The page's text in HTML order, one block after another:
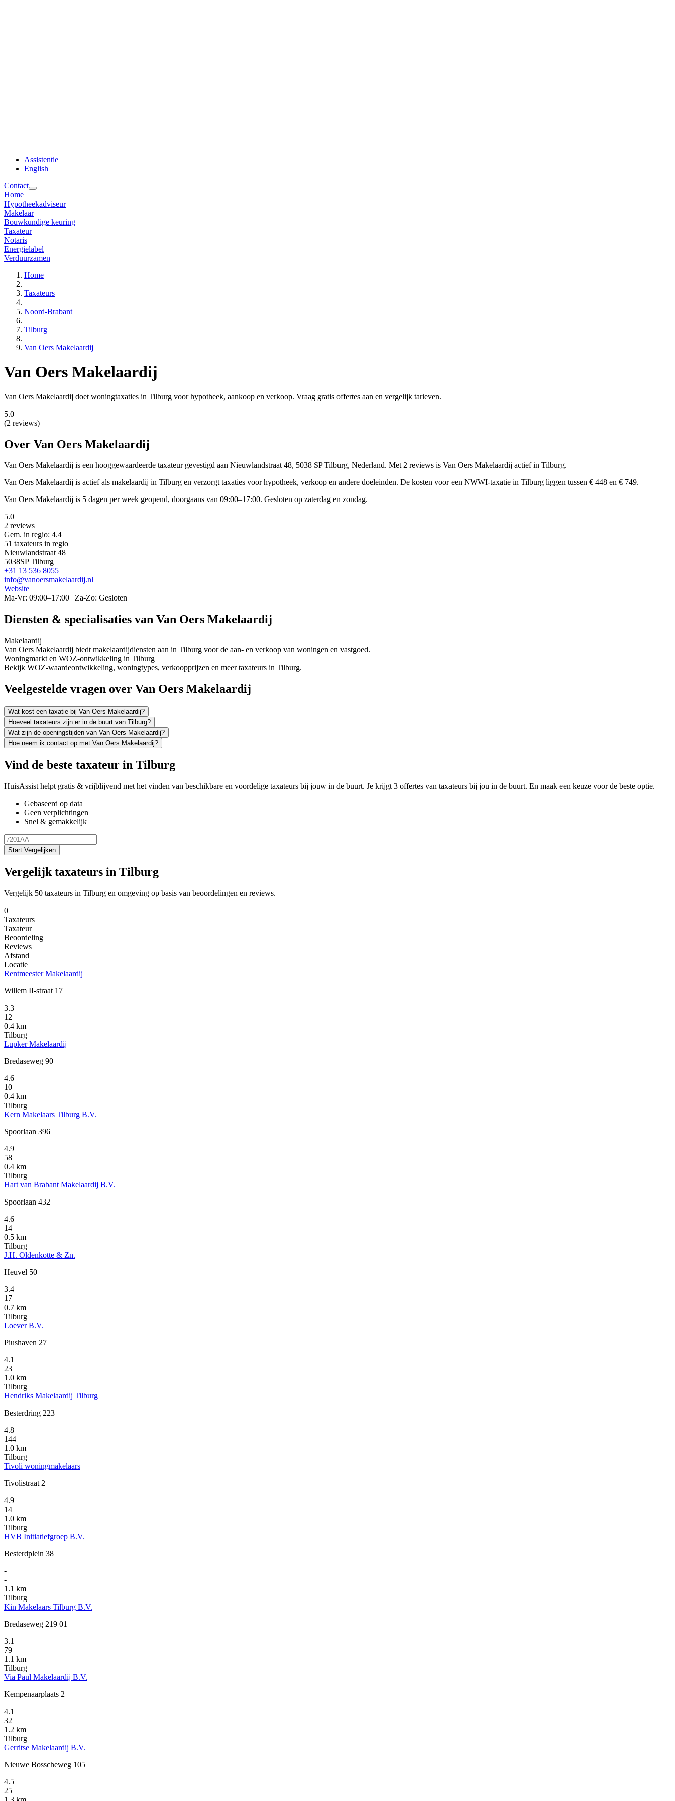
Assistentie
English
Contact
Home
Hypotheekadviseur
Makelaar
Bouwkundige keuring
Taxateur
Notaris
Energielabel
Verduurzamen
Home
Taxateurs
Noord-Brabant
Tilburg
Van Oers Makelaardij
Van Oers Makelaardij
Van Oers Makelaardij doet woningtaxaties in Tilburg voor hypotheek, aankoop en verkoop. Vraag gratis offertes aan en vergelijk tarieven.
5.0
(2 reviews)
Over Van Oers Makelaardij
Van Oers Makelaardij is een hooggewaardeerde taxateur gevestigd aan Nieuwlandstraat 48, 5038 SP Tilburg, Nederland. Met 2 reviews is Van Oers Makelaardij actief in Tilburg.
Van Oers Makelaardij is actief als makelaardij in Tilburg en verzorgt taxaties voor hypotheek, verkoop en andere doeleinden. De kosten voor een NWWI-taxatie in Tilburg liggen tussen € 448 en € 749.
Van Oers Makelaardij is 5 dagen per week geopend, doorgaans van 09:00–17:00. Gesloten op zaterdag en zondag.
5.0
2 reviews
Gem. in regio: 4.4
51 taxateurs in regio
Nieuwlandstraat 48
5038SP Tilburg
+31 13 536 8055
info@vanoersmakelaardij.nl
Website
Ma-Vr: 09:00–17:00 | Za-Zo: Gesloten
Diensten & specialisaties van Van Oers Makelaardij
Makelaardij
Van Oers Makelaardij biedt makelaardijdiensten aan in Tilburg voor de aan- en verkoop van woningen en vastgoed.
Woningmarkt en WOZ-ontwikkeling in Tilburg
Bekijk WOZ-waardeontwikkeling, woningtypes, verkoopprijzen en meer taxateurs in Tilburg.
Veelgestelde vragen over Van Oers Makelaardij
Wat kost een taxatie bij Van Oers Makelaardij?
Hoeveel taxateurs zijn er in de buurt van Tilburg?
Wat zijn de openingstijden van Van Oers Makelaardij?
Hoe neem ik contact op met Van Oers Makelaardij?
Vind de beste taxateur in Tilburg
HuisAssist helpt gratis & vrijblijvend met het vinden van beschikbare en voordelige taxateurs bij jouw in de buurt. Je krijgt 3 offertes van taxateurs bij jou in de buurt. En maak een keuze voor de beste optie.
Gebaseerd op data
Geen verplichtingen
Snel & gemakkelijk
Start Vergelijken
Vergelijk taxateurs in Tilburg
Vergelijk 50 taxateurs in Tilburg en omgeving op basis van beoordelingen en reviews.
0
Taxateurs
Taxateur
Beoordeling
Reviews
Afstand
Locatie
Rentmeester Makelaardij
Willem II-straat 17
3.3
12
0.4 km
Tilburg
Lupker Makelaardij
Bredaseweg 90
4.6
10
0.4 km
Tilburg
Kern Makelaars Tilburg B.V.
Spoorlaan 396
4.9
58
0.4 km
Tilburg
Hart van Brabant Makelaardij B.V.
Spoorlaan 432
4.6
14
0.5 km
Tilburg
J.H. Oldenkotte & Zn.
Heuvel 50
3.4
17
0.7 km
Tilburg
Loever B.V.
Piushaven 27
4.1
23
1.0 km
Tilburg
Hendriks Makelaardij Tilburg
Besterdring 223
4.8
144
1.0 km
Tilburg
Tivoli woningmakelaars
Tivolistraat 2
4.9
14
1.0 km
Tilburg
HVB Initiatiefgroep B.V.
Besterdplein 38
-
-
1.1 km
Tilburg
Kin Makelaars Tilburg B.V.
Bredaseweg 219 01
3.1
79
1.1 km
Tilburg
Via Paul Makelaardij B.V.
Kempenaarplaats 2
4.1
32
1.2 km
Tilburg
Gerritse Makelaardij B.V.
Nieuwe Bosscheweg 105
4.5
25